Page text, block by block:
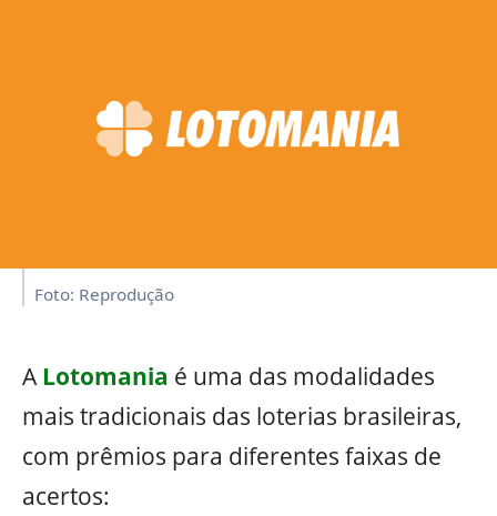
Foto: Reprodução
A Lotomania é uma das modalidades
mais tradicionais das loterias brasileiras,
com prêmios para diferentes faixas de
acertos: